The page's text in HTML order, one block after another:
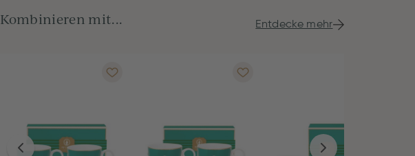
Kombinieren mit... Entdecke mehr